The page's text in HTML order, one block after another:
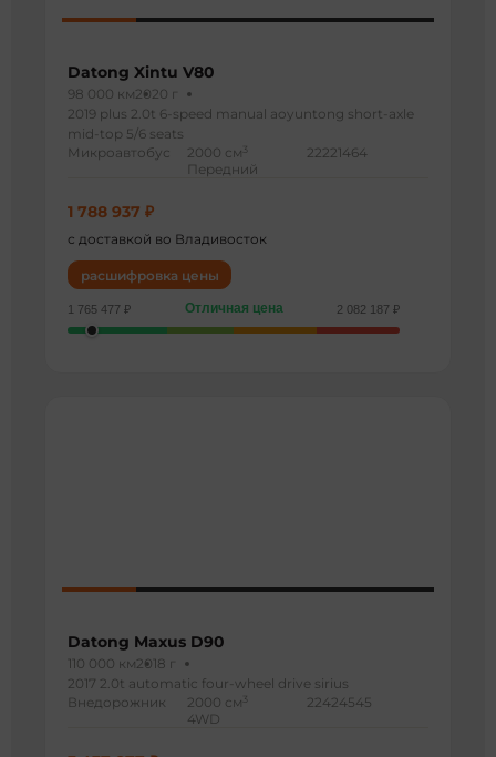
Datong Xintu V80
98 000 км2020 г
2019 plus 2.0t 6-speed manual aoyuntong short-axle
mid-top 5/6 seats
Микроавтобус
2000 см 3
Передний
22221464
1 788 937 ₽
с доставкой во Владивосток
расшифровка цены
1 765 477 ₽ Отличная цена 2 082 187 ₽
Datong Maxus D90
110 000 км2018 г
2017 2.0t automatic four-wheel drive sirius
Внедорожник
2000 см 3
4WD
22424545